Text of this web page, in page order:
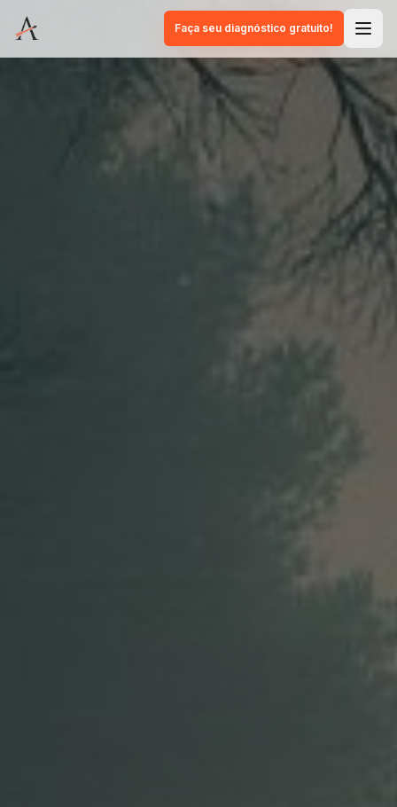
Faça seu diagnóstico gratuito!